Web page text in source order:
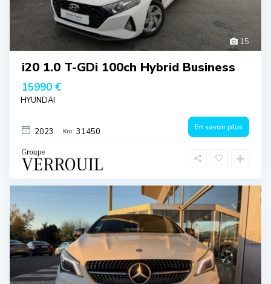
15
i20 1.0 T-GDi 100ch Hybrid Business
15990 €
HYUNDAI
2023 31450 En savoir plus